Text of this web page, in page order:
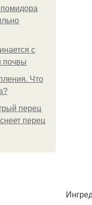
с
почвы
Что
перец
перец